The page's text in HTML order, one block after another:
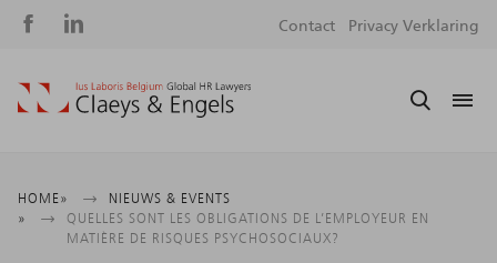
Social
Contact Privacy Verklaring
Kruimelpad
HOME
NIEUWS & EVENTS
QUELLES SONT LES OBLIGATIONS DE L’EMPLOYEUR EN
MATIÈRE DE RISQUES PSYCHOSOCIAUX?